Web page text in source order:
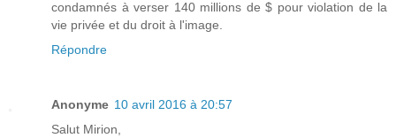
condamnés à verser 140 millions de $ pour violation de la
vie privée et du droit à l'image.
Répondre
Anonyme 10 avril 2016 à 20:57
Salut Mirion,